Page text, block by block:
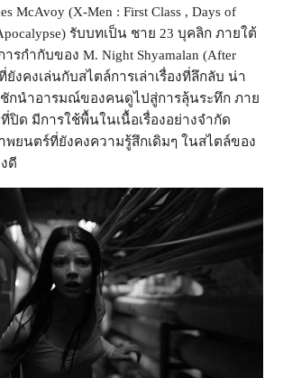
McAvoy (X-Men : First Class , Days of
รับบทเป็น ชาย 23 บุคลิก ภายใต้
รกำกับของ M. Night Shyamalan (After
ที่ยังคงเล่นกับสไตล์การเล่าเรื่องที่ลึกลับ น่า
กนำอารมณ์ของคนดูไปสู่การลุ้นระทึก ภาย
ปิด มีการใช้พื้นในเนื้อเรื่องอย่างจำกัด
พยนตร์ที่ยังคงความรู้สึกเดิมๆ ในสไตล์ของ
ดี